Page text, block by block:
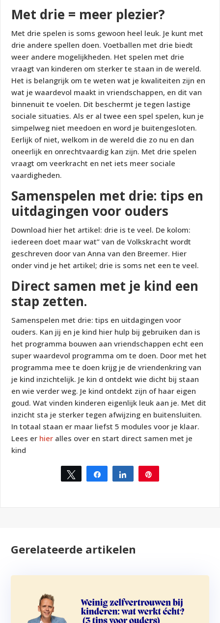
Met drie = meer plezier?
Met drie spelen is soms gewoon heel leuk. Je kunt met
drie andere spellen doen. Voetballen met drie biedt
weer andere mogelijkheden. Het spelen met drie
vraagt van kinderen om sterker te staan in de wereld.
Het is belangrijk om te weten wat je kwaliteiten zijn en
wat je waardevol maakt in vriendschappen, en dit van
binnenuit te voelen. Dit beschermt je tegen lastige
sociale situaties. Als er al twee een spel spelen, kun je
simpelweg niet meedoen en word je buitengesloten.
Eerlijk of niet, welkom in de wereld die zo nu en dan
oneerlijk en onrechtvaardig kan zijn. Met drie spelen
vraagt om veerkracht en net iets meer sociale
vaardigheden.
Samenspelen met drie: tips en
uitdagingen voor ouders
Download hier het artikel: drie is te veel. De kolom:
iedereen doet maar wat” van de Volkskracht wordt
geschreven door van Anna van den Breemer. Hier
onder vind je het artikel; drie is soms net een te veel.
Direct samen met je kind een
stap zetten.
Samenspelen met drie: tips en uitdagingen voor
ouders. Kan jij en je kind hier hulp bij gebruiken dan is
het programma bouwen aan vriendschappen echt een
super waardevol programma om te doen. Door met het
programma mee te doen krijg je de vriendenkring van
je kind inzichtelijk. Je kin d ontdekt wie dicht bij staan
en wie verder weg. Je kind ontdekt zijn of haar eigen
goud. Wat vinden kinderen eigenlijk leuk aan je. Met dit
inzicht sta je sterker tegen afwijzing en buitensluiten.
In totaal staan er maar liefst 5 modules voor je klaar.
Lees er hier alles over en start direct samen met je
kind
Tweet Share Share
Gerelateerde artikelen